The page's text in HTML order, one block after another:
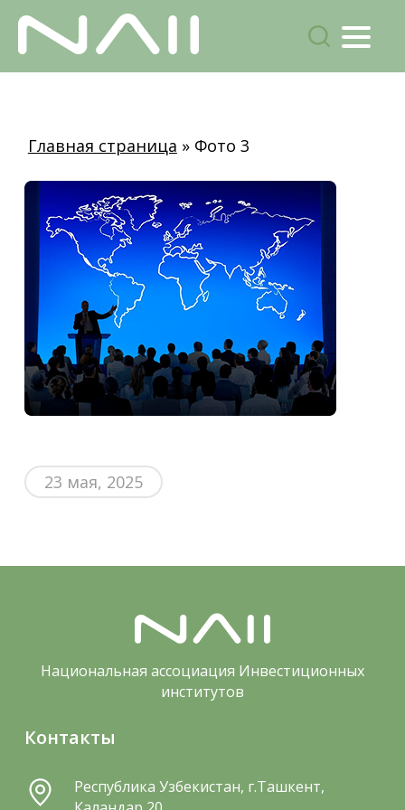
поиск
Menu
mainГлавная страница » Фото 3
23 мая, 2025
Национальная ассоциация Инвестиционных
институтов
Контакты
Республика Узбекистан, г.Ташкент,